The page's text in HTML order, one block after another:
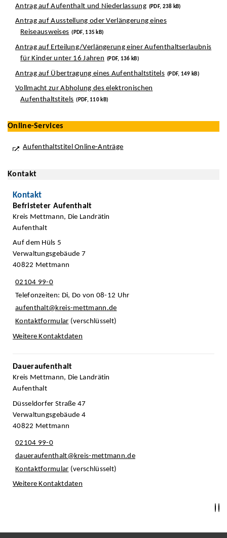
Antrag auf Aufenthalt und Niederlassung (PDF, 238 kB)
Antrag auf Ausstellung oder Verlängerung eines
Reiseausweises (PDF, 135 kB)
Antrag auf Erteilung/Verlängerung einer Aufenthaltserlaubnis
für Kinder unter 16 Jahren (PDF, 136 kB)
Antrag auf Übertragung eines Aufenthaltstitels (PDF, 149 kB)
Vollmacht zur Abholung des elektronischen
Aufenthaltstitels (PDF, 110 kB)
Online-Services
Aufenthaltstitel Online-Anträge
Kontakt
Kontakt
Befristeter Aufenthalt
Kreis Mettmann, Die Landrätin
Aufenthalt
Auf dem Hüls 5
Verwaltungsgebäude 7
40822 Mettmann
02104 99-0
Telefonzeiten: Di, Do von 08-12 Uhr
aufenthalt@kreis-mettmann.de
Kontaktformular (verschlüsselt)
Weitere Kontaktdaten
Daueraufenthalt
Kreis Mettmann, Die Landrätin
Aufenthalt
Düsseldorfer Straße 47
Verwaltungsgebäude 4
40822 Mettmann
02104 99-0
daueraufenthalt@kreis-mettmann.de
Kontaktformular (verschlüsselt)
Weitere Kontaktdaten